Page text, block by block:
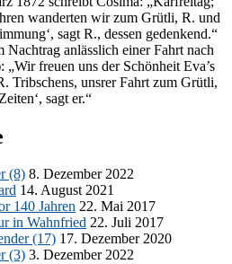
wan­der­ten wir zum Grüt­li, R. und
sagt R., des­sen ge­den­kend.“
an­läss­lich ei­ner Fahrt nach
freu­en uns der Schön­heit Eva’s
Trib­schens, uns­rer Fahrt zum Grüt­li,
sagt er.“
(8) 8. De­zem­ber 2022
14. Au­gust 2021
140 Jah­ren 22. Mai 2017
in Wahn­fried 22. Juli 2017
(17) 17. De­zem­ber 2020
(3) 3. De­zem­ber 2022